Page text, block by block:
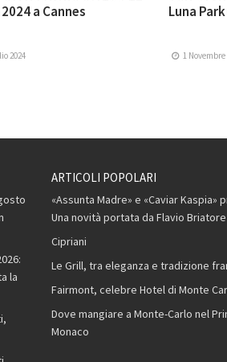
a Cannes
2024
Luna
1 Novembre
la
ARTICOLI POPOLARI
«Assunta Madre» e «Caviar Kaspia»
Una novità portata da Flavio Briatore
Cipriani
Le Grill, tra eleganza e tradizione
Fairmont, celebre Hotel di Monte
Dove mangiare a Monte-Carlo nel
Monaco